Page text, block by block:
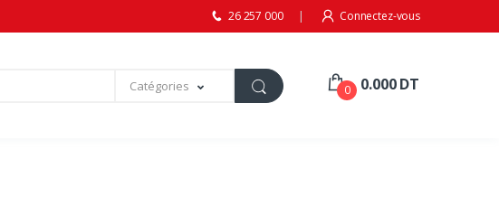
26 257 000 Connectez-vous
Catégories 0 0.000 DT